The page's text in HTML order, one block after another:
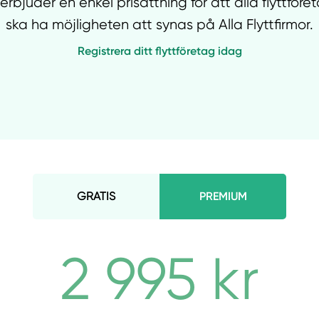
ska ha möjligheten att synas på Alla Flyttfirmor.
Registrera ditt flyttföretag idag
GRATIS PREMIUM
2 995 kr